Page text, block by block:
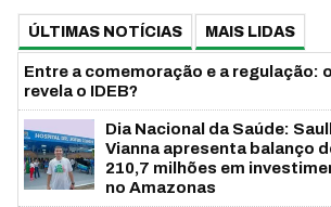
ÚLTIMAS NOTÍCIAS MAIS LIDAS
Entre a comemoração e a regulação:
revela o IDEB?
Dia Nacional da Saúde:
Vianna apresenta balanço
210,7 milhões em
no Amazonas